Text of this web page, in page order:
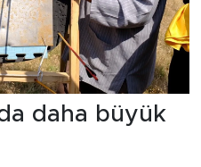
daha büyük